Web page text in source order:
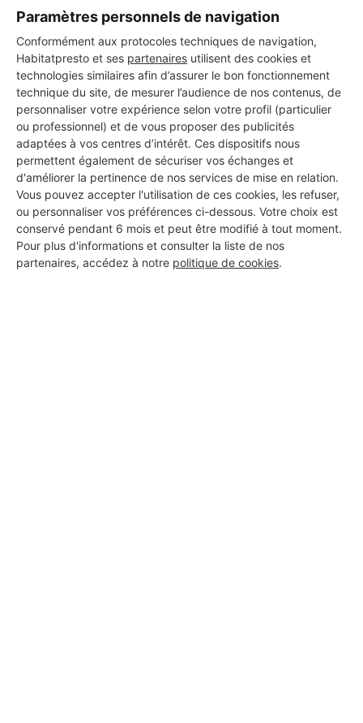
Paramètres personnels de navigation
Conformément aux protocoles techniques de navigation,
Habitatpresto et ses partenaires utilisent des cookies et
technologies similaires afin d’assurer le bon fonctionnement
technique du site, de mesurer l’audience de nos contenus, de
personnaliser votre expérience selon votre profil (particulier
ou professionnel) et de vous proposer des publicités
adaptées à vos centres d’intérêt. Ces dispositifs nous
permettent également de sécuriser vos échanges et
d'améliorer la pertinence de nos services de mise en relation.
Vous pouvez accepter l'utilisation de ces cookies, les refuser,
ou personnaliser vos préférences ci-dessous. Votre choix est
conservé pendant 6 mois et peut être modifié à tout moment.
Pour plus d'informations et consulter la liste de nos
partenaires, accédez à notre politique de cookies.
Les 1 autres Carreleurs pour
vos travaux à Montendre
AGBM
Montendre
8 ans d'expérience
Voir sa fiche